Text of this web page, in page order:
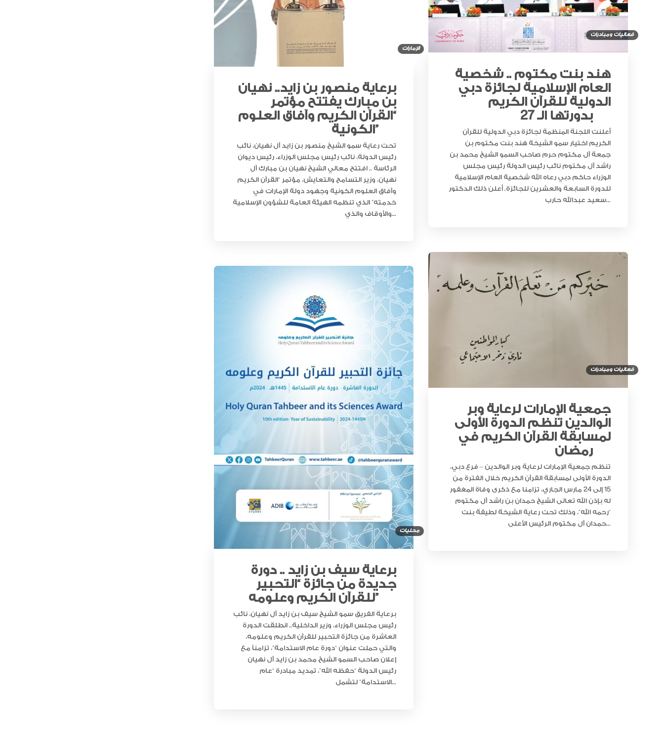
الإمارات
برعاية منصور بن زايد.. نهيان
بن مبارك يفتتح مؤتمر
“القرآن الكريم وآفاق العلوم
الكونية”
تحت رعاية سمو الشيخ منصور بن زايد آل نهيان، نائب
رئيس الدولة، نائب رئيس مجلس الوزراء، رئيس ديوان
الرئاسة .. افتتح معالي الشيخ نهيان بن مبارك آل
نهيان، وزير التسامح والتعايش، مؤتمر “القرآن الكريم
وآفاق العلوم الكونية وجهود دولة الإمارات في
خدمته” الذي تنظمه الهيئة العامة للشؤون الإسلامية
والأوقاف والذي...
فعاليات ومبادرات
هند بنت مكتوم .. شخصية
العام الإسلامية لجائزة دبي
الدولية للقرآن الكريم
بدورتها الـ 27
أعلنت اللجنة المنظمة لجائزة دبي الدولية للقرآن
الكريم اختيار سمو الشيخة هند بنت مكتوم بن
جمعة آل مكتوم حرم صاحب السمو الشيخ محمد بن
راشد آل مكتوم نائب رئيس الدولة رئيس مجلس
الوزراء حاكم دبي رعاه الله شخصية العام الإسلامية
للدورة السابعة والعشرين للجائزة. أعلن ذلك الدكتور
سعيد عبدالله حارب...
فعاليات ومبادرات
جمعية الإمارات لرعاية وبر
الوالدين تنظم الدورة الأولى
لمسابقة القرآن الكريم في
رمضان
تنظم جمعية الإمارات لرعاية وبر الوالدين – فرع دبي،
الدورة الأولى لمسابقة القرآن الكريم خلال الفترة من
15 إلى 24 مارس الجاري، تزامنا مع ذكرى وفاة المغفور
له بإذن الله تعالى الشيخ حمدان بن راشد آل مكتوم
“رحمه الله”، وذلك تحت رعاية الشيخة لطيفة بنت
حمدان آل مكتوم الرئيس الأعلى...
محليات
برعاية سيف بن زايد .. دورة
جديدة من جائزة “التحبير
للقرآن الكريم وعلومه”
برعاية الفريق سمو الشيخ سيف بن زايد آل نهيان، نائب
رئيس مجلس الوزراء، وزير الداخلية.. انطلقت الدورة
العاشرة من جائزة التحبير للقرآن الكريم وعلومه،
والتي حملت عنوان “دورة عام الاستدامة”، تزامناً مع
إعلان صاحب السمو الشيخ محمد بن زايد آل نهيان
رئيس الدولة “حفظه الله”، تمديد مبادرة “عام
الاستدامة” لتشمل...